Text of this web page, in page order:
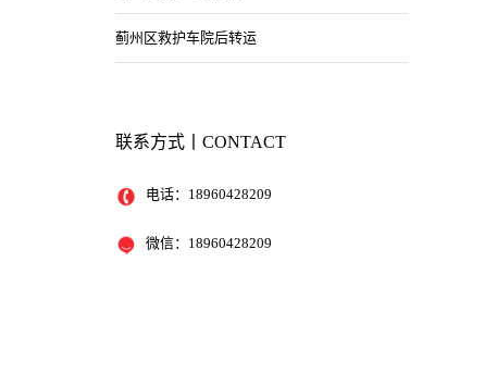
蓟州区救护车院后转运
联系方式丨CONTACT
电话： 18960428209
微信： 18960428209